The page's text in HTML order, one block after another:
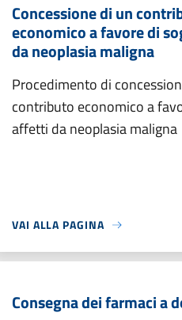
Concessione di un
economico a favore di
da neoplasia maligna
Procedimento di
contributo economico a
affetti da neoplasia maligna
VAI ALLA PAGINA
Consegna dei farmaci a